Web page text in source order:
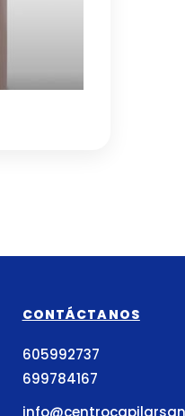
CONTÁCTANOS
605992737
699784167